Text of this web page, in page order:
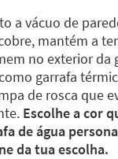
a vácuo de
mantém a
no exterior da
garrafa
de rosca que
Escolhe a cor
de água
da tua escolha.